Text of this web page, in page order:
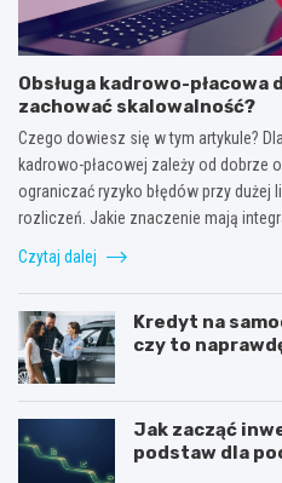
Obsługa kadrowo-
zachować skalowalność?
Czego dowiesz się w tym artykule?
kadrowo-płacowej zależy od dobrze
ograniczać ryzyko błędów przy dużej
rozliczeń. Jakie znaczenie mają
Czytaj dalej
Kredyt na
czy to
Jak zacząć
podstaw dla